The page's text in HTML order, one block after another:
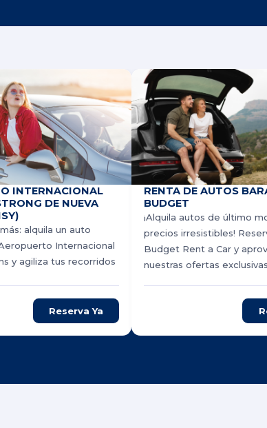
INTERNACIONAL
DE NUEVA
alquila un auto
Internacional
y agiliza tus recorridos
Reserva Ya
RENTA DE AUTOS
BUDGET
¡Alquila autos de último
precios irresistibles!
Budget Rent a Car y
nuestras ofertas